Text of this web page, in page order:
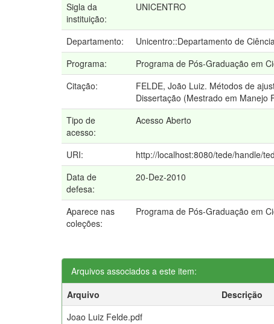
Sigla da
instituição:
UNICENTRO
Departamento:
Unicentro::Departamento de
Programa:
Programa de Pós-Graduação em
Citação:
FELDE, João Luiz. Métodos de
Dissertação (Mestrado em Manejo
Tipo de
acesso:
Acesso Aberto
URI:
http://localhost:8080/tede/handle/
Data de
defesa:
20-Dez-2010
Aparece nas
coleções:
Programa de Pós-Graduação em
Arquivos associados a este item:
Arquivo
Descrição
Joao Luiz Felde.pdf